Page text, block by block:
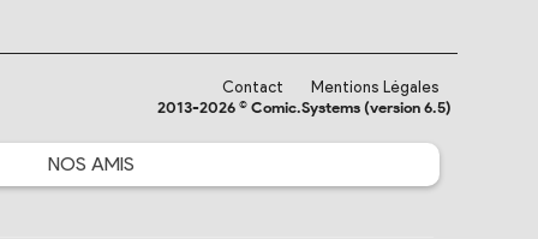
Contact
Mentions Légales
2013-2026 © Comic.Systems (version 6.5)
NOS AMIS